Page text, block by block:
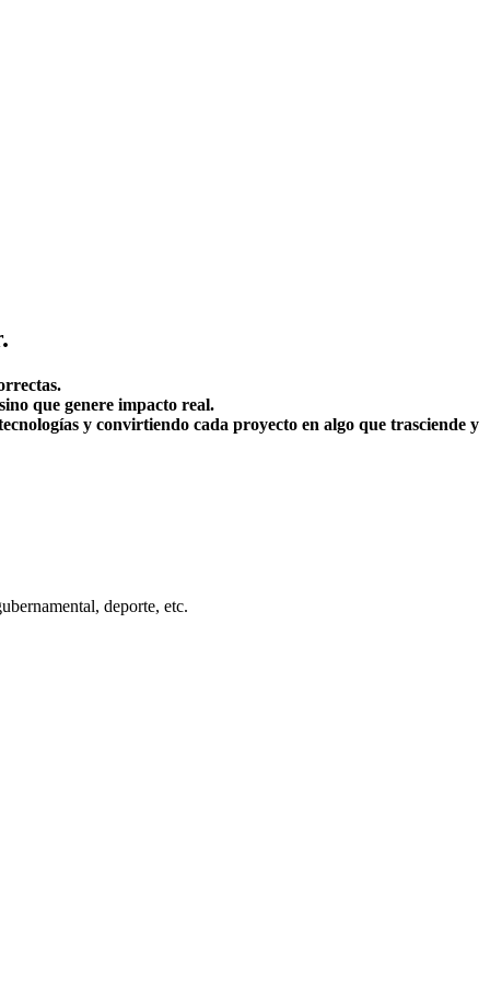
que genere impacto real.
y convirtiendo cada proyecto en algo que trasciende y
deporte, etc.